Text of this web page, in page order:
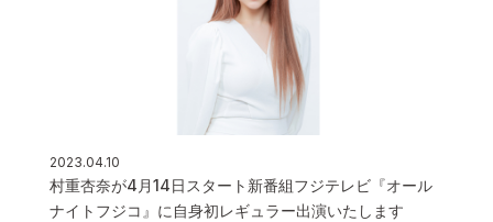
2023.04.10
村重杏奈が4月14日スタート新番組フジテレビ『オール
ナイトフジコ』に自身初レギュラー出演いたします